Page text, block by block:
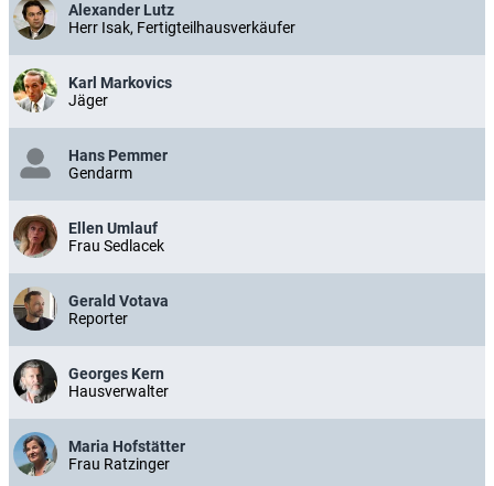
Alexander Lutz
Herr Isak, Fertigteilhausverkäufer
Karl Markovics
Jäger
Hans Pemmer
Gendarm
Ellen Umlauf
Frau Sedlacek
Gerald Votava
Reporter
Georges Kern
Hausverwalter
Maria Hofstätter
Frau Ratzinger